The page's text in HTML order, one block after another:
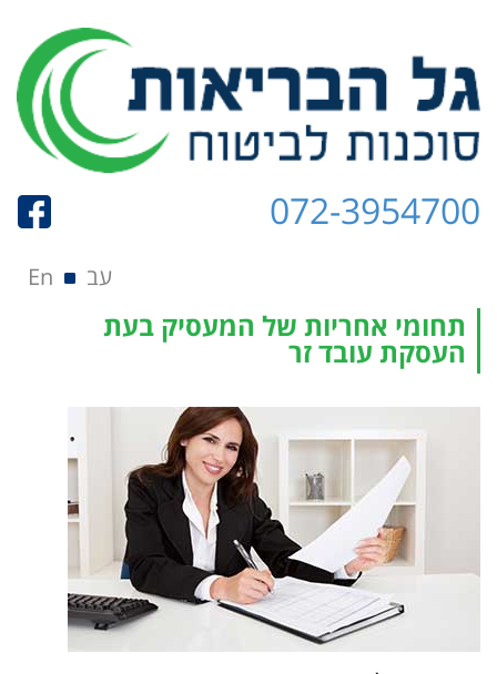
072-3954700
עב En
תחומי אחריות של המעסיק בעת
העסקת עובד זר